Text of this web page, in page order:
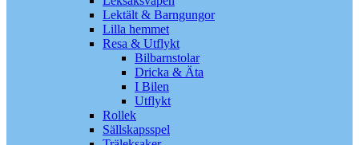
Lektält & Barngungor
Lilla hemmet
Resa & Utflykt
Bilbarnstolar
Dricka & Äta
I Bilen
Utflykt
Rollek
Sällskapsspel